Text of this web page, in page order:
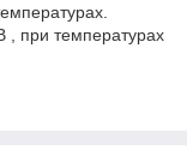
при температурах